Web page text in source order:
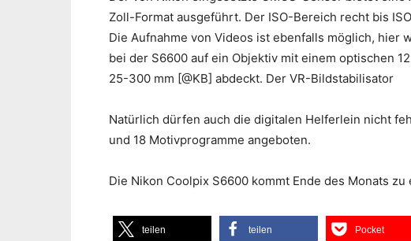
Zoll-Format ausgeführt. Der ISO-Bereich recht bis
Die Aufnahme von Videos ist ebenfalls möglich, hier
bei der S6600 auf ein Objektiv mit einem optischen
25-300 mm [@KB] abdeckt. Der VR-Bildstabilisator
Natürlich dürfen auch die digitalen Helferlein nicht
und 18 Motivprogramme angeboten.
Die Nikon Coolpix S6600 kommt Ende des Monats
teilen teilen Pocket